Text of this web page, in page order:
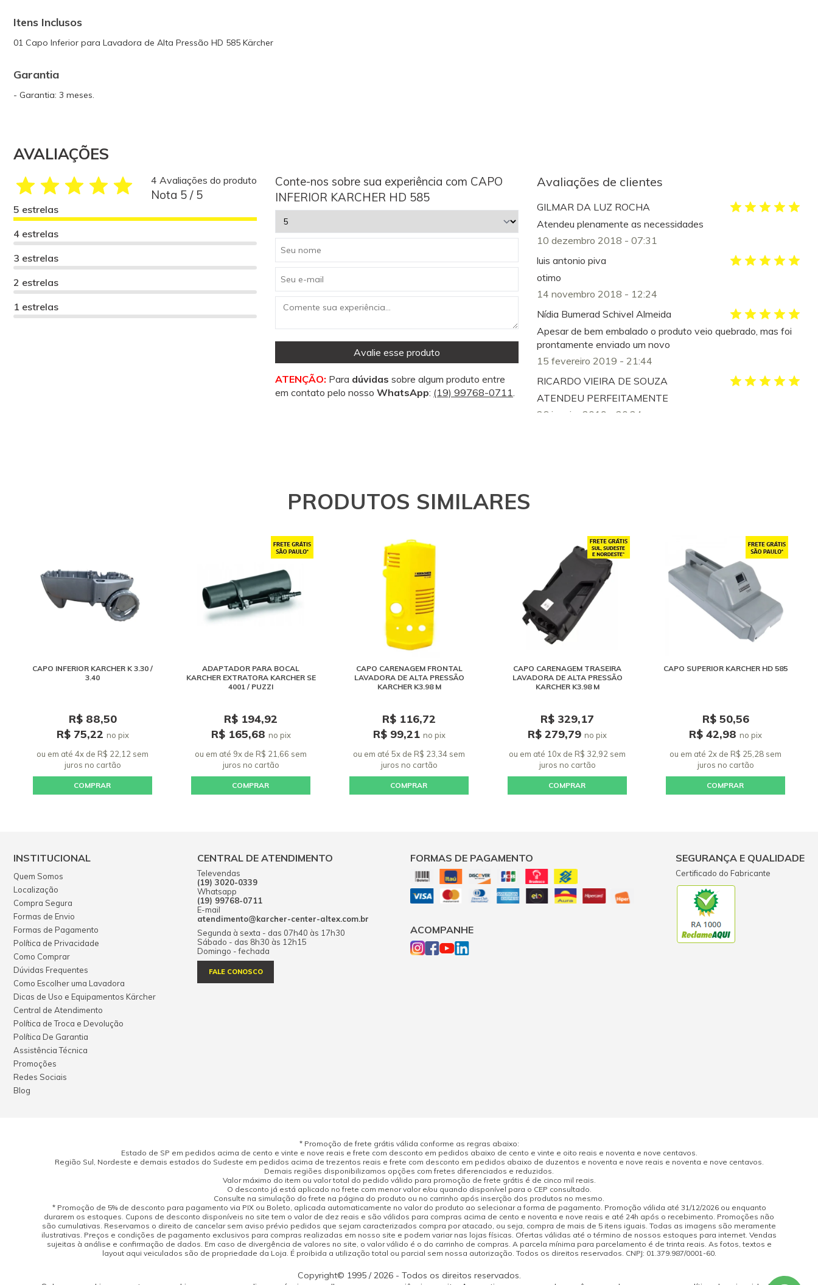
Itens Inclusos
01 Capo Inferior para Lavadora de Alta Pressão HD 585 Kärcher
Garantia
- Garantia: 3 meses.
AVALIAÇÕES
4 Avaliações do produto
Nota 5 / 5
5 estrelas
4 estrelas
3 estrelas
2 estrelas
1 estrelas
Conte-nos sobre sua experiência com CAPO
INFERIOR KARCHER HD 585
Avalie esse produto
ATENÇÃO: Para dúvidas sobre algum produto entre
em contato pelo nosso WhatsApp: (19) 99768-0711.
Avaliações de clientes
GILMAR DA LUZ ROCHA
Atendeu plenamente as necessidades
10 dezembro 2018 - 07:31
luis antonio piva
otimo
14 novembro 2018 - 12:24
Nídia Bumerad Schivel Almeida
Apesar de bem embalado o produto veio quebrado, mas foi
prontamente enviado um novo
15 fevereiro 2019 - 21:44
RICARDO VIEIRA DE SOUZA
ATENDEU PERFEITAMENTE
26 janeiro 2019 - 20:24
PRODUTOS SIMILARES
CAPO INFERIOR KARCHER K 3.30 /
3.40
R$ 88,50
R$ 75,22 no pix
ou em até 4x de R$ 22,12 sem
juros no cartão
COMPRAR
ADAPTADOR PARA BOCAL
KARCHER EXTRATORA KARCHER SE
4001 / PUZZI
R$ 194,92
R$ 165,68 no pix
ou em até 9x de R$ 21,66 sem
juros no cartão
COMPRAR
CAPO CARENAGEM FRONTAL
LAVADORA DE ALTA PRESSÃO
KARCHER K3.98 M
R$ 116,72
R$ 99,21 no pix
ou em até 5x de R$ 23,34 sem
juros no cartão
COMPRAR
CAPO CARENAGEM TRASEIRA
LAVADORA DE ALTA PRESSÃO
KARCHER K3.98 M
R$ 329,17
R$ 279,79 no pix
ou em até 10x de R$ 32,92 sem
juros no cartão
COMPRAR
CAPO SUPERIOR KARCHER HD 585
R$ 50,56
R$ 42,98 no pix
ou em até 2x de R$ 25,28 sem
juros no cartão
COMPRAR
INSTITUCIONAL
Quem Somos
Localização
Compra Segura
Formas de Envio
Formas de Pagamento
Política de Privacidade
Como Comprar
Dúvidas Frequentes
Como Escolher uma Lavadora
Dicas de Uso e Equipamentos Kärcher
Central de Atendimento
Política de Troca e Devolução
Política De Garantia
Assistência Técnica
Promoções
Redes Sociais
Blog
CENTRAL DE ATENDIMENTO
Televendas
(19) 3020-0339
Whatsapp
(19) 99768-0711
E-mail
atendimento@karcher-center-altex.com.br
Segunda à sexta - das 07h40 às 17h30
Sábado - das 8h30 às 12h15
Domingo - fechada
FALE CONOSCO
FORMAS DE PAGAMENTO
ACOMPANHE
SEGURANÇA E QUALIDADE
Certificado do Fabricante
* Promoção de frete grátis válida conforme as regras abaixo:
Estado de SP em pedidos acima de cento e vinte e nove reais e frete com desconto em pedidos abaixo de cento e vinte e oito reais e noventa e nove centavos.
Região Sul, Nordeste e demais estados do Sudeste em pedidos acima de trezentos reais e frete com desconto em pedidos abaixo de duzentos e noventa e nove reais e noventa e nove centavos.
Demais regiões disponibilizamos opções com fretes diferenciados e reduzidos.
Valor máximo do item ou valor total do pedido válido para promoção de frete grátis é de cinco mil reais.
O desconto já está aplicado no frete com menor valor e/ou quando disponível para o CEP consultado.
Consulte na simulação do frete na página do produto ou no carrinho após inserção dos produtos no mesmo.
* Promoção de 5% de desconto para pagamento via PIX ou Boleto, aplicada automaticamente no valor do produto ao selecionar a forma de pagamento. Promoção válida até 31/12/2026 ou enquanto
durarem os estoques. Cupons de desconto disponíveis no site tem o valor de dez reais e são válidos para compras acima de cento e noventa e nove reais e até 24h após o recebimento. Promoções não
são cumulativas. Reservamos o direito de cancelar sem aviso prévio pedidos que sejam caracterizados compra por atacado, ou seja, compra de mais de 5 itens iguais. Todas as imagens são meramente
ilustrativas. Preços e condições de pagamento exclusivos para compras realizadas em nosso site e podem variar nas lojas físicas. Ofertas válidas até o término de nossos estoques para internet. Vendas
sujeitas à análise e confirmação de dados. Em caso de divergência de valores no site, o valor válido é o do carrinho de compras. A parcela mínima para parcelamento é de trinta reais. As fotos, textos e
layout aqui veiculados são de propriedade da Loja. É proibida a utilização total ou parcial sem nossa autorização. Todos os direitos reservados. CNPJ: 01.379.987/0001-60.
Copyright© 1995 / 2026 - Todos os direitos reservados.